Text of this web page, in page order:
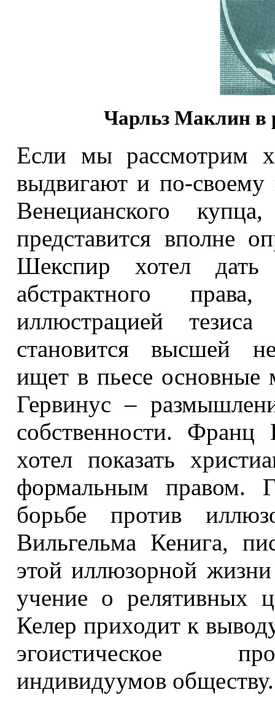
Чарльз Маклин в
Если мы рассмотрим
выдвигают и по-своему
Венецианского
представится вполне
Шекспир хотел
абстрактного
иллюстрацией
становится высшей
ищет в пьесе основные
Гервинус –
собственности.
хотел показать
формальным правом.
борьбе против
Вильгельма Кенига,
этой иллюзорной жизни
учение о релятивных
Келер приходит к
эгоистическое
индивидуумов обществу.